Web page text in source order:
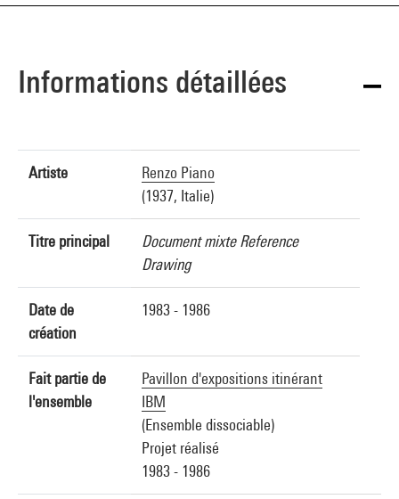
Informations détaillées
Artiste
Renzo Piano
(1937, Italie)
Titre principal
Document mixte Reference
Drawing
Date de
création
1983 - 1986
Fait partie de
l'ensemble
Pavillon d'expositions itinérant
IBM
(Ensemble dissociable)
Projet réalisé
1983 - 1986